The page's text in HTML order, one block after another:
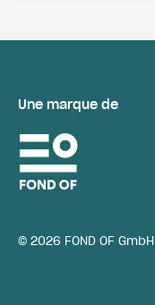
Une marque de
© 2026 FOND OF GmbH